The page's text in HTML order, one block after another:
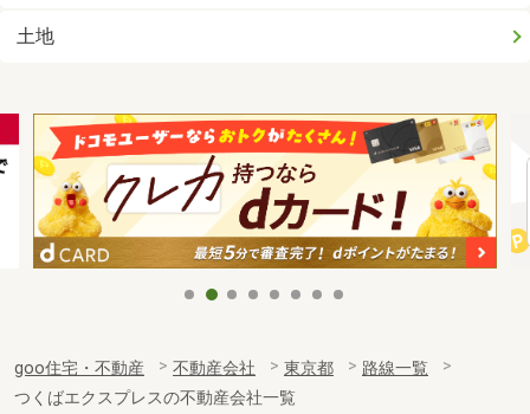
土地
goo住宅・不動産 不動産会社 東京都
路線一覧
つくばエクスプレスの不動産会社一覧